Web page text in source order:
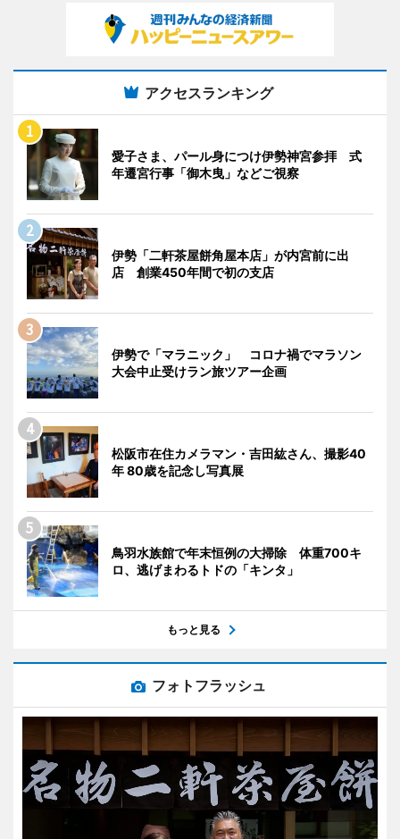
アクセスランキング
愛子さま、パール身につけ伊勢神宮参拝 式
年遷宮行事「御木曳」などご視察
伊勢「二軒茶屋餅角屋本店」が内宮前に出
店 創業450年間で初の支店
伊勢で「マラニック」 コロナ禍でマラソン
大会中止受けラン旅ツアー企画
松阪市在住カメラマン・吉田紘さん、撮影40
年 80歳を記念し写真展
鳥羽水族館で年末恒例の大掃除 体重700キ
ロ、逃げまわるトドの「キンタ」
もっと見る
フォトフラッシュ